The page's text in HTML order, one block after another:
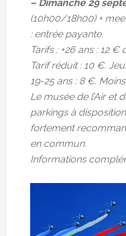
– Dimanche 29
(10h00/18h00) +
: entrée payante.
Tarifs : +26 ans : 12
Tarif réduit : 10 €.
19-25 ans : 8 €.
Le musée de l’Air et
parkings à
fortement
en commun.
Informations